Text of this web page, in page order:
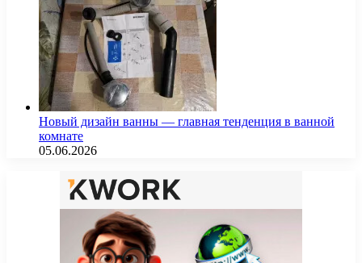
Новый дизайн ванны — главная тенденция в ванной
комнате
05.06.2026